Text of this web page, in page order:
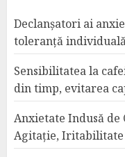
Declanșatori ai
toleranță
Sensibilitatea la
din timp, evitarea
Anxietate Indusă de
Agitație, Iritabilitate